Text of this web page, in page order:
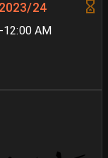
24
AM